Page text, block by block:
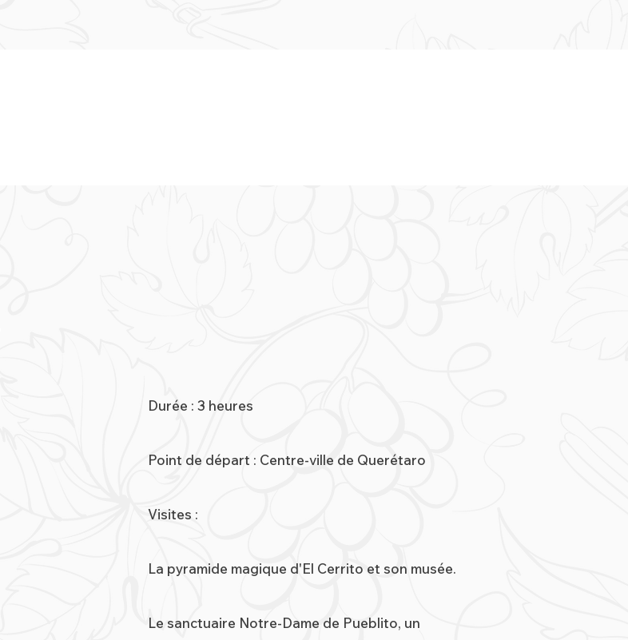
Durée : 3 heures
Point de départ : Centre-ville de Querétaro
Visites :
La pyramide magique d'El Cerrito et son musée.
Le sanctuaire Notre-Dame de Pueblito, un